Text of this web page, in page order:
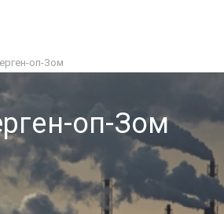
оп-Зом
оп-Зом